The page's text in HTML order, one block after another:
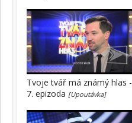
Tvoje tvář má známý hlas -
7. epizoda [Upoutávka]